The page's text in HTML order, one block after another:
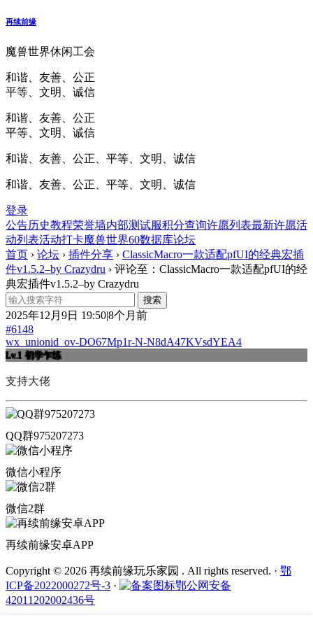
再续前缘
魔兽世界休闲工会
和谐、友善、公正
平等、文明、诚信
和谐、友善、公正
平等、文明、诚信
和谐、友善、公正、平等、文明、诚信
和谐、友善、公正、平等、文明、诚信
登录
公告历史教程荣誉墙内部测试服积分查询许愿列表最新许愿活
动列表活动打卡魔兽世界60数据库论坛
首页 › 论坛 › 插件分享 › ClassicMacro一款适配pfUI的经典宏插
件v1.5.2–by Crazydru › 评论至：ClassicMacro一款适配pfUI的经
典宏插件v1.5.2–by Crazydru
2025年12月9日 19:50|8个月前
#6148
wx_unionid_ov-DO67Mp1r-N-N8dA47KVsdYEA4
Lv.1 初学乍练
支持大佬
QQ群975207273
微信小程序
微信2群
再续前缘安卓APP
Copyright © 2026 再续前缘玩乐家园 . All rights reserved. · 鄂
ICP备2022000272号-3 ·
鄂公网安备
42011202002436号